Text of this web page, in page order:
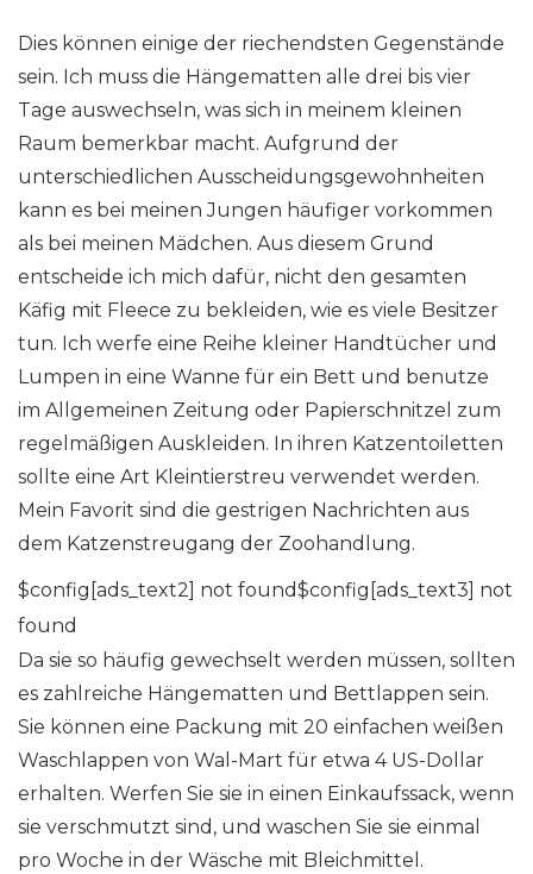
Dies können einige der riechendsten Gegenstände
sein. Ich muss die Hängematten alle drei bis vier
Tage auswechseln, was sich in meinem kleinen
Raum bemerkbar macht. Aufgrund der
unterschiedlichen Ausscheidungsgewohnheiten
kann es bei meinen Jungen häufiger vorkommen
als bei meinen Mädchen. Aus diesem Grund
entscheide ich mich dafür, nicht den gesamten
Käfig mit Fleece zu bekleiden, wie es viele Besitzer
tun. Ich werfe eine Reihe kleiner Handtücher und
Lumpen in eine Wanne für ein Bett und benutze
im Allgemeinen Zeitung oder Papierschnitzel zum
regelmäßigen Auskleiden. In ihren Katzentoiletten
sollte eine Art Kleintierstreu verwendet werden.
Mein Favorit sind die gestrigen Nachrichten aus
dem Katzenstreugang der Zoohandlung.
$config[ads_text2] not found$config[ads_text3] not
found
Da sie so häufig gewechselt werden müssen, sollten
es zahlreiche Hängematten und Bettlappen sein.
Sie können eine Packung mit 20 einfachen weißen
Waschlappen von Wal-Mart für etwa 4 US-Dollar
erhalten. Werfen Sie sie in einen Einkaufssack, wenn
sie verschmutzt sind, und waschen Sie sie einmal
pro Woche in der Wäsche mit Bleichmittel.